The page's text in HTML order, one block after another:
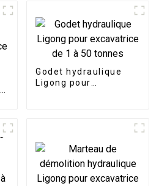
Godet hydraulique
Ligong pour